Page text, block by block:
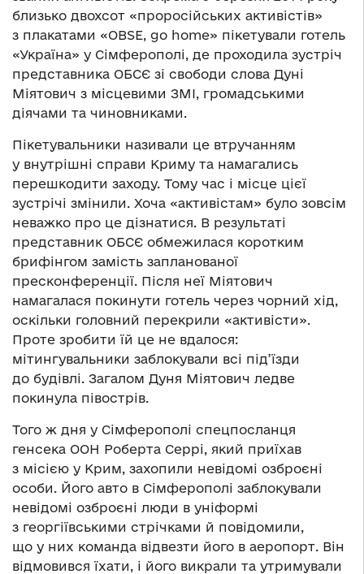
близько двохсот «проросійських активістів»
з плакатами «OBSE, go home» пікетували готель
«Україна» у Сімферополі, де проходила зустріч
представника ОБСЄ зі свободи слова Дуні
Міятович з місцевими ЗМІ, громадськими
діячами та чиновниками.
Пікетувальники називали це втручанням
у внутрішні справи Криму та намагались
перешкодити заходу. Тому час і місце цієї
зустрічі змінили. Хоча «активістам» було зовсім
неважко про це дізнатися. В результаті
представник ОБСЄ обмежилася коротким
брифінгом замість запланованої
пресконференції. Після неї Міятович
намагалася покинути готель через чорний хід,
оскільки головний перекрили «активісти».
Проте зробити їй це не вдалося:
мітингувальники заблокували всі під’їзди
до будівлі. Загалом Дуня Міятович ледве
покинула півострів.
Того ж дня у Сімферополі спецпосланця
генсека ООН Роберта Серрі, який приїхав
з місією у Крим, захопили невідомі озброєні
особи. Його авто в Сімферополі заблокували
невідомі озброєні люди в уніформі
з георгіївськими стрічками й повідомили,
що у них команда відвезти його в аеропорт. Він
відмовився їхати, і його викрали та утримували